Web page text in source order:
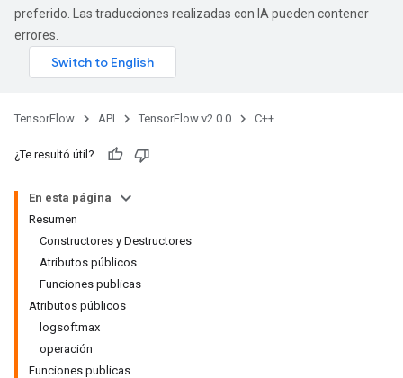
preferido. Las traducciones realizadas con IA pueden contener
errores.
TensorFlow API TensorFlow v2.0.0 C++
¿Te resultó útil?
En esta página
Resumen
Constructores y Destructores
Atributos públicos
Funciones publicas
Atributos públicos
logsoftmax
operación
Funciones publicas